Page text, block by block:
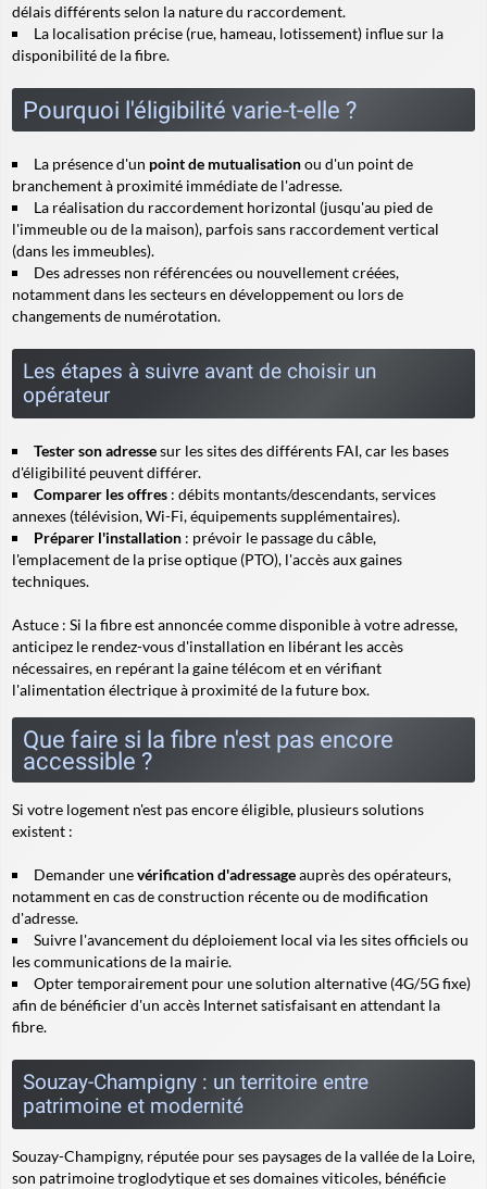
délais différents selon la nature du raccordement.
La localisation précise (rue, hameau, lotissement) influe sur la
disponibilité de la fibre.
Pourquoi l'éligibilité varie-t-elle ?
La présence d'un point de mutualisationou d'un point de
branchement à proximité immédiate de l'adresse.
La réalisation du raccordement horizontal (jusqu'au pied de
l'immeuble ou de la maison), parfois sans raccordement vertical
(dans les immeubles).
Des adresses non référencées ou nouvellement créées,
notamment dans les secteurs en développement ou lors de
changements de numérotation.
Les étapes à suivre avant de choisir un
opérateur
Tester son adressesur les sites des différents FAI, car les bases
d'éligibilité peuvent différer.
Comparer les offres : débits montants/descendants, services
annexes (télévision, Wi-Fi, équipements supplémentaires).
Préparer l'installation : prévoir le passage du câble,
l'emplacement de la prise optique (PTO), l'accès aux gaines
techniques.
Astuce : Si la fibre est annoncée comme disponible à votre adresse,
anticipez le rendez-vous d'installation en libérant les accès
nécessaires, en repérant la gaine télécom et en vérifiant
l'alimentation électrique à proximité de la future box.
Que faire si la fibre n'est pas encore
accessible ?
Si votre logement n'est pas encore éligible, plusieurs solutions
existent :
Demander unevérification d'adressageauprès des opérateurs,
notamment en cas de construction récente ou de modification
d'adresse.
Suivre l'avancement du déploiement local via les sites officiels ou
les communications de la mairie.
Opter temporairement pour une solution alternative (4G/5G fixe)
afin de bénéficier d'un accès Internet satisfaisant en attendant la
fibre.
Souzay-Champigny : un territoire entre
patrimoine et modernité
Souzay-Champigny, réputée pour ses paysages de la vallée de la Loire,
son patrimoine troglodytique et ses domaines viticoles, bénéficie